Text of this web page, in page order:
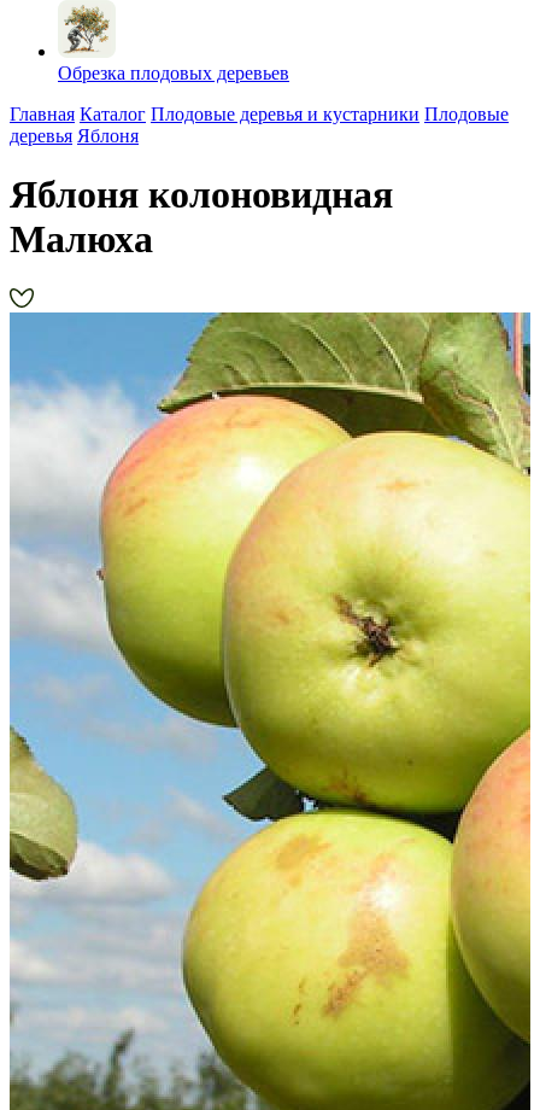
Обрезка плодовых деревьев
Главная Каталог Плодовые деревья и кустарники Плодовые
деревья Яблоня
Яблоня колоновидная
Малюха